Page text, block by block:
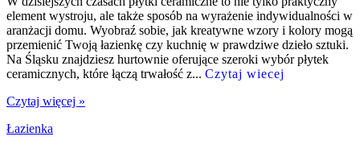
element wystroju, ale także sposób na wyrażenie indywidualności w
aranżacji domu. Wyobraź sobie, jak kreatywne wzory i kolory mogą
przemienić Twoją łazienkę czy kuchnię w prawdziwe dzieło sztuki.
Na Śląsku znajdziesz hurtownie oferujące szeroki wybór płytek
ceramicznych, które łączą trwałość z... Czytaj wiecej
Czytaj więcej »
Łazienka